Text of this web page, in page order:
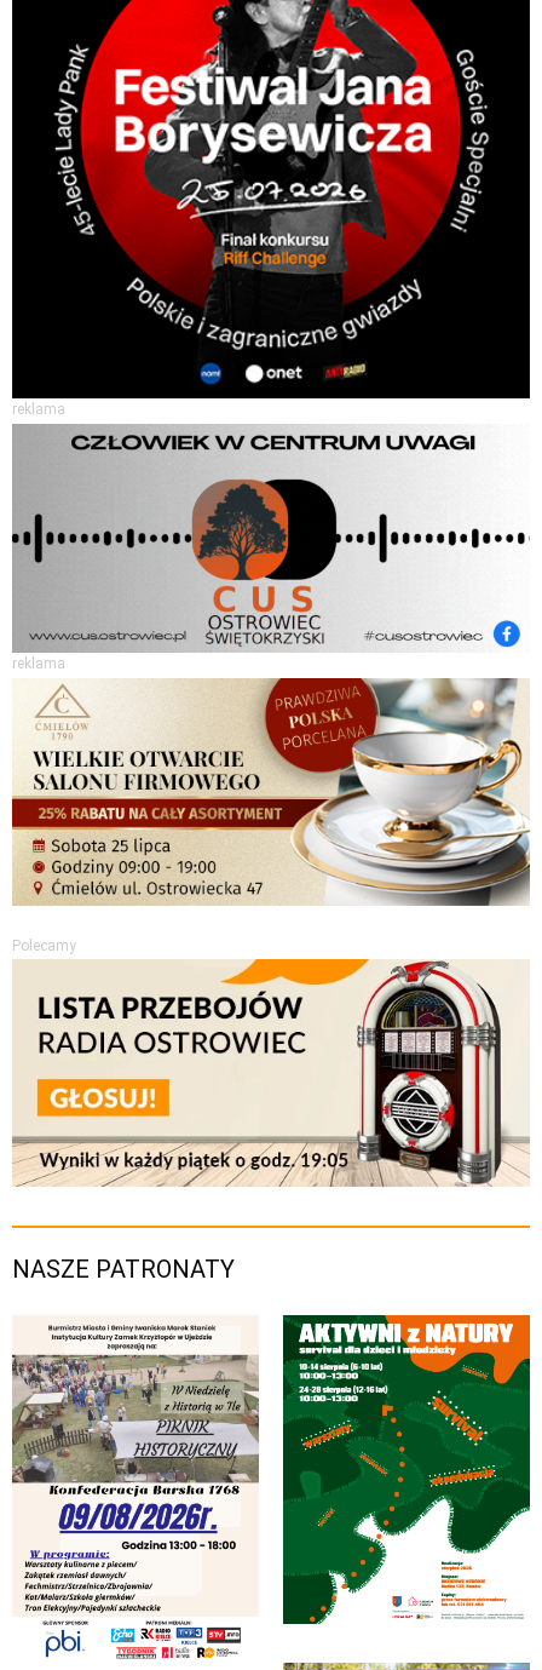
reklama
reklama
Polecamy
NASZE PATRONATY